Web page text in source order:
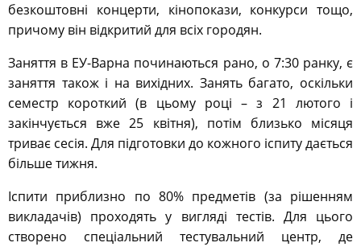
безкоштовні концерти, кінопокази, конкурси тощо,
причому він відкритий для всіх городян.
Заняття в ЕУ-Варна починаються рано, о 7:30 ранку, є
заняття також і на вихідних. Занять багато, оскільки
семестр короткий (в цьому році – з 21 лютого і
закінчується вже 25 квітня), потім близько місяця
триває сесія. Для підготовки до кожного іспиту дається
більше тижня.
Іспити приблизно по 80% предметів (за рішенням
викладачів) проходять у вигляді тестів. Для цього
створено спеціальний тестувальний центр, де